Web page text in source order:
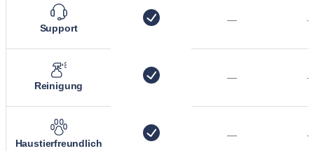
Support
—
Reinigung
—
Haustierfreundlich
—